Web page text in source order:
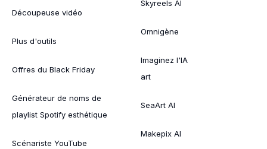
Découpeuse vidéo
Plus d'outils
Offres du Black Friday
Générateur de noms de
playlist Spotify esthétique
Scénariste YouTube
Skyreels AI
Omnigène
Imaginez l'IA
art
SeaArt AI
Makepix AI